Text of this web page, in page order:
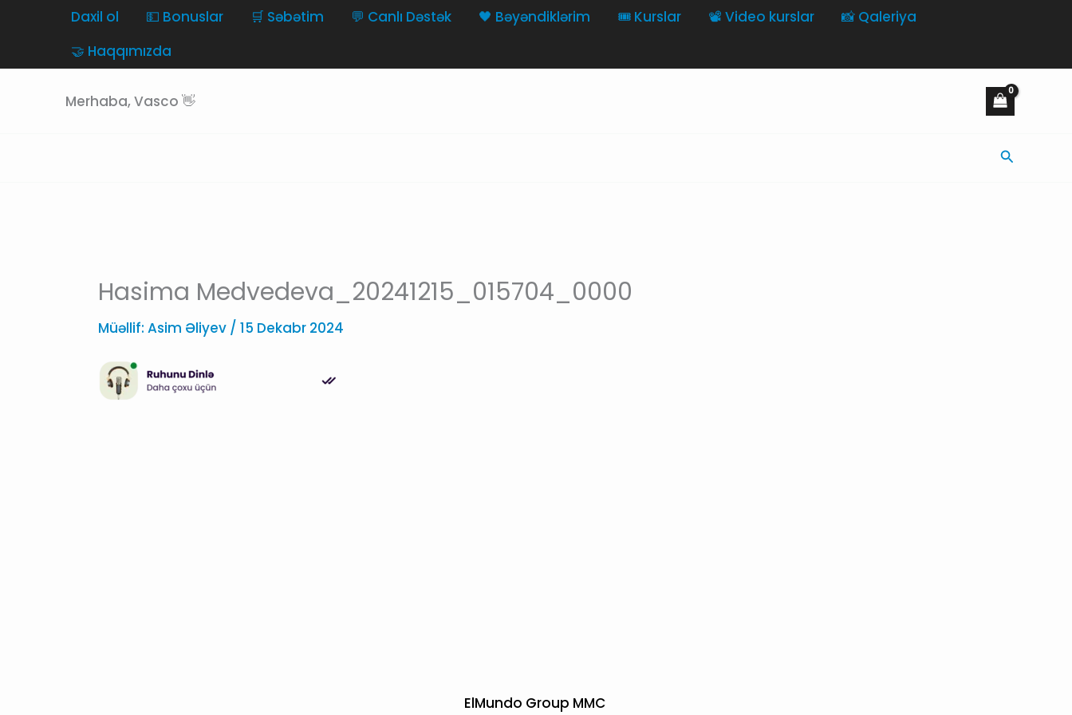
Daxil ol 💵 Bonuslar 🛒 Səbətim 💬 Canlı Dəstək 🖤 Bəyəndiklərim 🎟️ Kurslar 📽️ Video kurslar
📸 Qaleriya
🤝 Haqqımızda
Merhaba, Vasco 👋
Axtarış
Hasima Medvedeva_20241215_015704_0000
Müəllif: Asim Əliyev / 15 Dekabr 2024
ElMundo Group MMC